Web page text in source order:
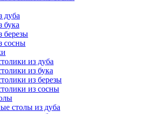
дуба
бука
березы
сосны
из дуба
из бука
из березы
из сосны
столы из дуба